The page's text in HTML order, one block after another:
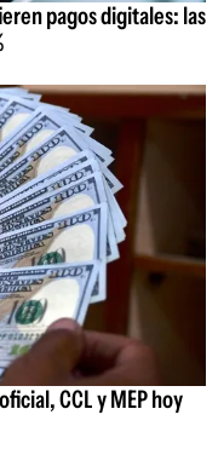
pagos digitales: las
CCL y MEP hoy